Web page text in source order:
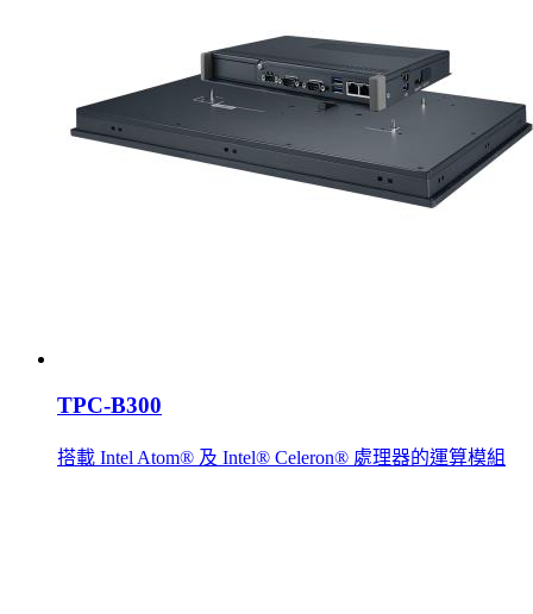
TPC-B300
搭載 Intel Atom® 及 Intel® Celeron® 處理器的運算模組